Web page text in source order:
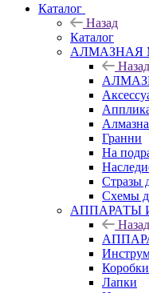
Каталог
Назад
Каталог
АЛМАЗНАЯ
Назад
Гранни
На
Стразы
Схемы
АППАРАТЫ
Назад
Лапки